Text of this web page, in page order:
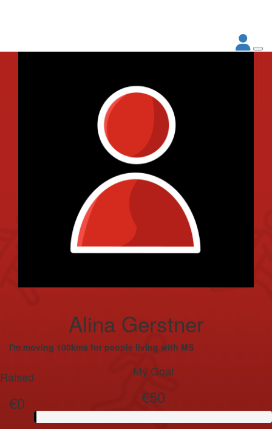
Alina Gerstner
I'm moving 100kms for people living with MS
Raised
€0
My Goal
€50